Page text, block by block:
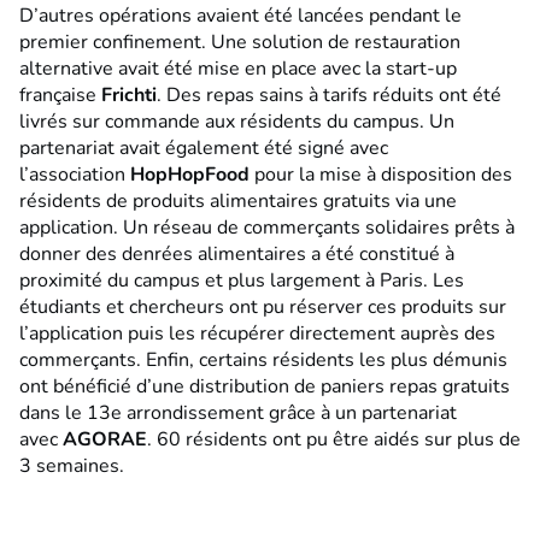
D’autres opérations avaient été lancées pendant le
premier confinement. Une solution de restauration
alternative avait été mise en place avec la start-up
française Frichti. Des repas sains à tarifs réduits ont été
livrés sur commande aux résidents du campus. Un
partenariat avait également été signé avec
l’association HopHopFood pour la mise à disposition des
résidents de produits alimentaires gratuits via une
application. Un réseau de commerçants solidaires prêts à
donner des denrées alimentaires a été constitué à
proximité du campus et plus largement à Paris. Les
étudiants et chercheurs ont pu réserver ces produits sur
l’application puis les récupérer directement auprès des
commerçants. Enfin, certains résidents les plus démunis
ont bénéficié d’une distribution de paniers repas gratuits
dans le 13e arrondissement grâce à un partenariat
avecAGORAE. 60 résidents ont pu être aidés sur plus de
3 semaines.